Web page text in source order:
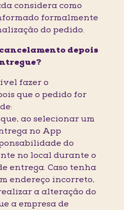
considera como
formalmente
do pedido.
depois
fazer o
que o pedido for
ao selecionar um
no App
do
no local durante o
entrega. Caso tenha
endereço incorreto,
a alteração do
a empresa de